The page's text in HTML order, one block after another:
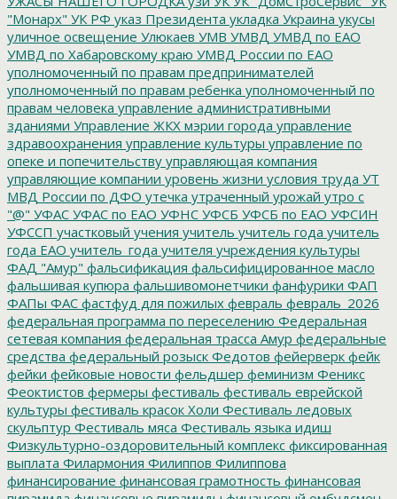
"Монарх" УК РФ указ Президента укладка Украина укусы
уличное освещение Улюкаев УМВ УМВД УМВД по ЕАО
УМВД по Хабаровскому краю УМВД России по ЕАО
уполномоченный по правам предпринимателей
уполномоченный по правам ребенка уполномоченный по
правам человека управление административными
зданиями Управление ЖКХ мэрии города управление
здравоохранения управление культуры управление по
опеке и попечительству управляющая компания
управляющие компании уровень жизни условия труда УТ
МВД России по ДФО утечка утраченный урожай утро с
"@" УФАС УФАС по ЕАО УФНС УФСБ УФСБ по ЕАО УФСИН
УФССП участковый учения учитель учитель года учитель
года ЕАО учитель_года учителя учреждения культуры
ФАД "Амур" фальсификация фальсифицированное масло
фальшивая купюра фальшивомонетчики фанфурики ФАП
ФАПы ФАС фастфуд для пожилых февраль февраль_2026
федеральная программа по переселению Федеральная
сетевая компания федеральная трасса Амур федеральные
средства федеральный розыск Федотов фейерверк фейк
фейки фейковые новости фельдшер феминизм Феникс
Феоктистов фермеры фестиваль фестиваль еврейской
культуры фестиваль красок Холи Фестиваль ледовых
скульптур Фестиваль мяса Фестиваль языка идиш
Физкультурно-оздоровительный комплекс фиксированная
выплата Филармония Филиппов Филиппова
финансирование финансовая грамотность финансовая